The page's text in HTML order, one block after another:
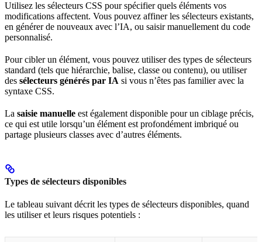
Utilisez les sélecteurs CSS pour spécifier quels éléments vos
modifications affectent. Vous pouvez affiner les sélecteurs existants,
en générer de nouveaux avec l’IA, ou saisir manuellement du code
personnalisé.
Pour cibler un élément, vous pouvez utiliser des types de sélecteurs
standard (tels que hiérarchie, balise, classe ou contenu), ou utiliser
des sélecteurs générés par IA si vous n’êtes pas familier avec la
syntaxe CSS.
La saisie manuelle est également disponible pour un ciblage précis,
ce qui est utile lorsqu’un élément est profondément imbriqué ou
partage plusieurs classes avec d’autres éléments.
Types de sélecteurs disponibles
Le tableau suivant décrit les types de sélecteurs disponibles, quand
les utiliser et leurs risques potentiels :